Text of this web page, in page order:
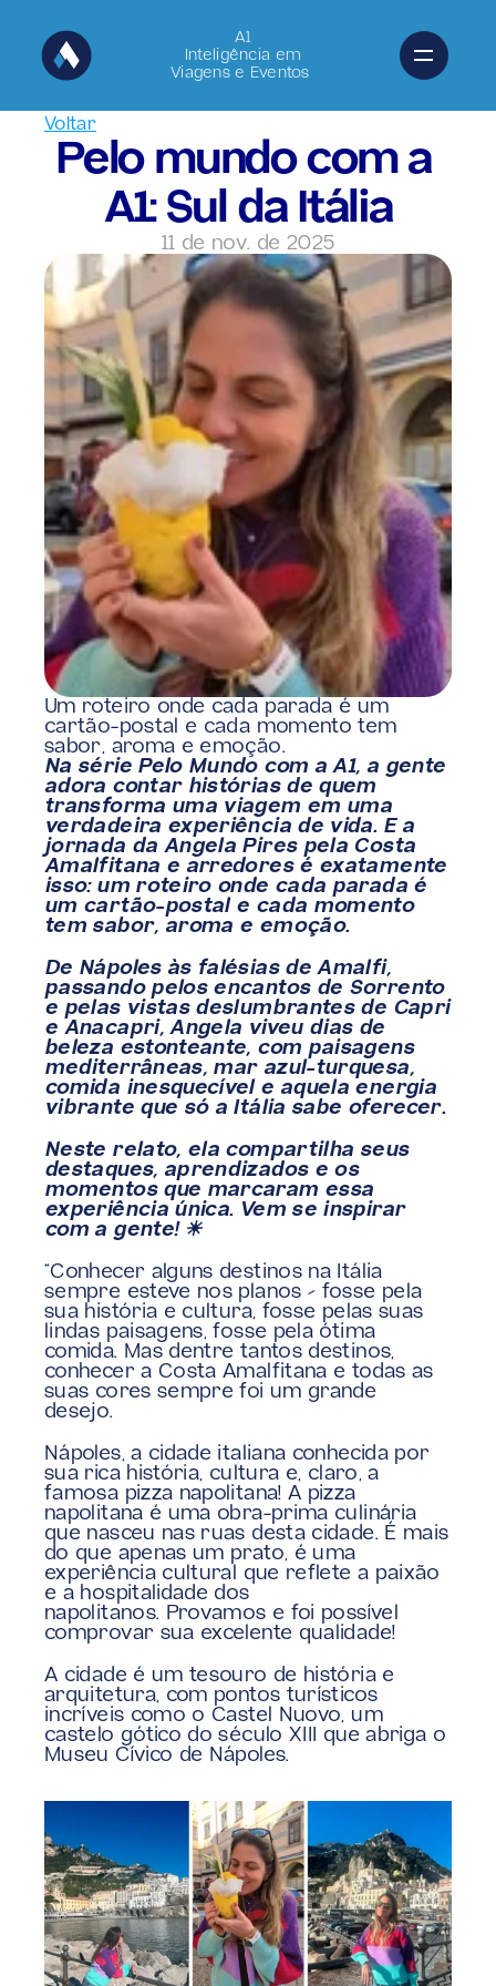
A1
Inteligência em
Viagens e Eventos
Voltar
Pelo mundo com a
A1: Sul da Itália
11 de nov. de 2025
Um roteiro onde cada parada é um
cartão-postal e cada momento tem
sabor, aroma e emoção.
Na série Pelo Mundo com a A1, a gente
adora contar histórias de quem
transforma uma viagem em uma
verdadeira experiência de vida. E a
jornada da Angela Pires pela Costa
Amalfitana e arredores é exatamente
isso: um roteiro onde cada parada é
um cartão-postal e cada momento
tem sabor, aroma e emoção.
De Nápoles às falésias de Amalfi,
passando pelos encantos de Sorrento
e pelas vistas deslumbrantes de Capri
e Anacapri, Angela viveu dias de
beleza estonteante, com paisagens
mediterrâneas, mar azul-turquesa,
comida inesquecível e aquela energia
vibrante que só a Itália sabe oferecer.
Neste relato, ela compartilha seus
destaques, aprendizados e os
momentos que marcaram essa
experiência única. Vem se inspirar
com a gente! ☀
”Conhecer alguns destinos na Itália
sempre esteve nos planos – fosse pela
sua história e cultura, fosse pelas suas
lindas paisagens, fosse pela ótima
comida. Mas dentre tantos destinos,
conhecer a Costa Amalfitana e todas as
suas cores sempre foi um grande
desejo.
Nápoles, a cidade italiana conhecida por
sua rica história, cultura e, claro, a
famosa pizza napolitana! A pizza
napolitana é uma obra-prima culinária
que nasceu nas ruas desta cidade. É mais
do que apenas um prato, é uma
experiência cultural que reflete a paixão
e a hospitalidade dos
napolitanos. Provamos e foi possível
comprovar sua excelente qualidade!
A cidade é um tesouro de história e
arquitetura, com pontos turísticos
incríveis como o Castel Nuovo, um
castelo gótico do século XIII que abriga o
Museu Cívico de Nápoles.